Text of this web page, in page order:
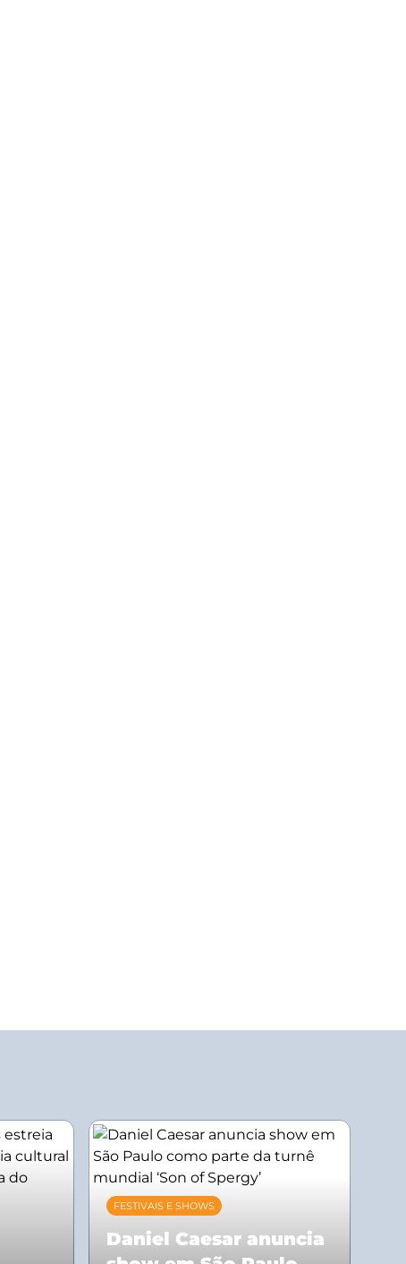
FESTIVAIS E SHOWS
Daniel Caesar anuncia